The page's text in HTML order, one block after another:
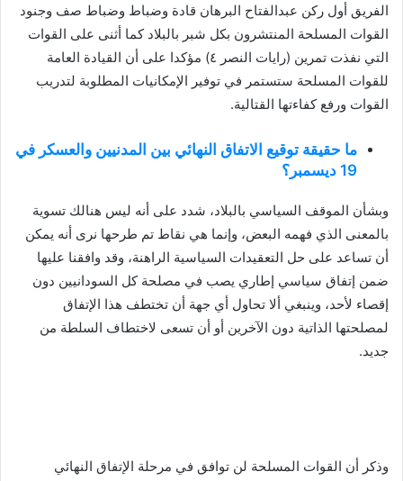
الفريق أول ركن عبدالفتاح البرهان قادة وضباط وضباط صف وجنود
القوات المسلحة المنتشرون بكل شبر بالبلاد كما أثنى على القوات
التي نفذت تمرين (رايات النصر ٤) مؤكدا على أن القيادة العامة
للقوات المسلحة ستستمر في توفير الإمكانيات المطلوبة لتدريب
القوات ورفع كفاءتها القتالية.
ما حقيقة توقيع الاتفاق النهائي بين المدنيين والعسكر في
19 ديسمبر؟
وبشأن الموقف السياسي بالبلاد، شدد على أنه ليس هنالك تسوية
بالمعنى الذي فهمه البعض، وإنما هي نقاط تم طرحها نرى أنه يمكن
أن تساعد على حل التعقيدات السياسية الراهنة، وقد وافقنا عليها
ضمن إتفاق سياسي إطاري يصب في مصلحة كل السودانيين دون
إقصاء لأحد، وينبغي ألا تحاول أي جهة أن تختطف هذا الإتفاق
لمصلحتها الذاتية دون الآخرين أو أن تسعى لاختطاف السلطة من
جديد.
وذكر أن القوات المسلحة لن توافق في مرحلة الإتفاق النهائي